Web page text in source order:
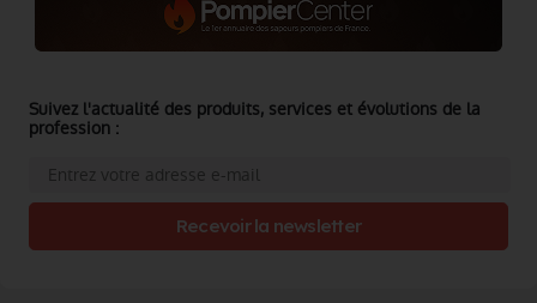
Suivez l'actualité des produits, services et évolutions de la
profession :
Recevoir la newsletter